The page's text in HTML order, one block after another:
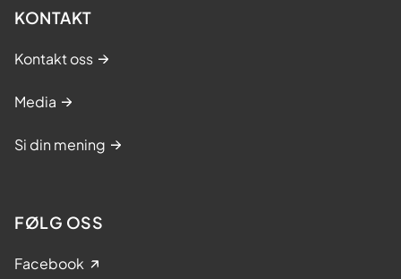
KONTAKT
Kontakt oss
Media
Si din mening
FØLG OSS
Facebook